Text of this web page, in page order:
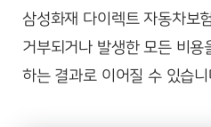
삼성화재 다이렉트 자동차보
거부되거나 발생한 모든 비
하는 결과로 이어질 수 있습니